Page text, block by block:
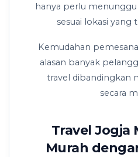
hanya perlu
sesuai lokasi yang
Kemudahan
alasan banyak
travel dibandingkan
secara
Travel Jogja
Murah